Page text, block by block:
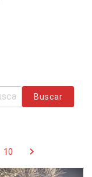
Buscar
10 chevron_right